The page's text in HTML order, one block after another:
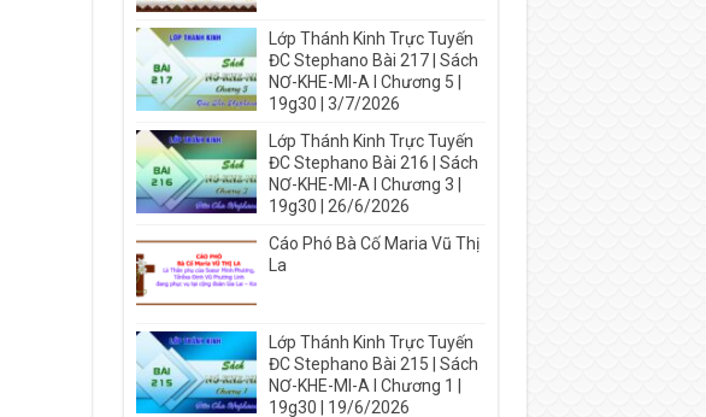
Lớp Thánh Kinh Trực Tuyến
ĐC Stephano Bài 217 | Sách
NƠ-KHE-MI-A I Chương 5 |
19g30 | 3/7/2026
Lớp Thánh Kinh Trực Tuyến
ĐC Stephano Bài 216 | Sách
NƠ-KHE-MI-A I Chương 3 |
19g30 | 26/6/2026
Cáo Phó Bà Cố Maria Vũ Thị
La
Lớp Thánh Kinh Trực Tuyến
ĐC Stephano Bài 215 | Sách
NƠ-KHE-MI-A I Chương 1 |
19g30 | 19/6/2026